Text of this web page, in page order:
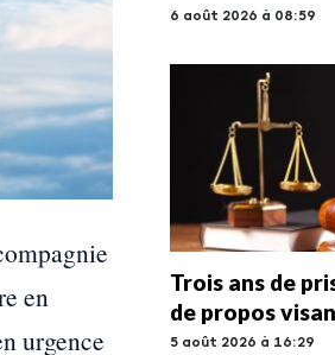
en
urgence
6 août 2026 à 08:59
Trois ans de
de propos
5 août 2026 à 16:29